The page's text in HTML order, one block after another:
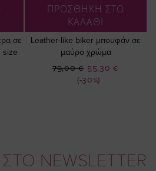
σε
size
ΠΡΟΣΘΗΚΗ ΣΤΟ
ΚΑΛΑΘΙ
Leather-like biker μπουφάν σε
μαύρο χρώμα
(-30%)
Ειδική
Τιμή
55,30 €
79,00 €
NEWSLETTER